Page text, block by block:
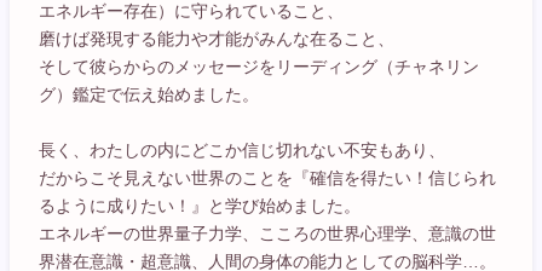
エネルギー存在）に守られていること、
磨けば発現する能力や才能がみんな在ること、
そして彼らからのメッセージをリーディング（チャネリン
グ）鑑定で伝え始めました。
長く、わたしの内にどこか信じ切れない不安もあり、
だからこそ見えない世界のことを『確信を得たい！信じられ
るように成りたい！』と学び始めました。
エネルギーの世界量子力学、こころの世界心理学、意識の世
界潜在意識・超意識、人間の身体の能力としての脳科学…。